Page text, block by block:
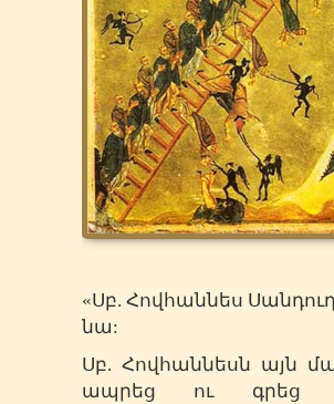
«Սբ. Հովհաննես
նա:
Սբ. Հովհաննեսն այն
ապրեց ու գրեց